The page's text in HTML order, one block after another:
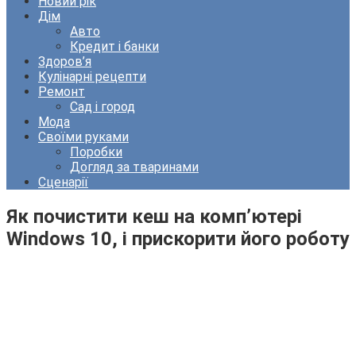
Дім
Авто
Кредит і банки
Здоров’я
Кулінарні рецепти
Ремонт
Сад і город
Мода
Своїми руками
Поробки
Догляд за тваринами
Сценарії
Як почистити кеш на комп’ютері
Windows 10, і прискорити його роботу